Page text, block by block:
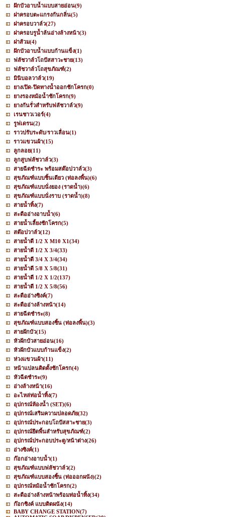
ฝักบัวอาบน้ำแบบสายอ่อน(9)
ฝาครอบตะแกรงกันกลิ่น(5)
ฝาครอบวาล์ว(27)
ฝาครอบรูน้ำล้นอ่างล้างหน้า(3)
ฝาส้วม(4)
ฝักบัวอาบน้ำแบบก้านแข็ง(1)
ฟลัชวาล์วโถปัสสาวะชาย(13)
ฟลัชวาล์วโถสุขภัณฑ์(2)
มินิบอลวาล์ว(19)
ยางเปิด-ปิดทางน้ำออกชักโครก(0)
ยางรองหม้อน้ำชักโครก(9)
ยางกันรั่วสำหรับฟลัชวาล์ว(9)
เรนชาวเวอร์(4)
รูฟเดรน(2)
ราวปรับระดับ/ราวเลื่อน(1)
ราวแขวนผ้า(15)
ลูกลอย(11)
ลูกสูบฟลัชวาล์ว(3)
สายฉีดชำระ พร้อมสต๊อปวาล์ว(3)
สุขภัณฑ์แบบชิ้นเดียว (ท่อลงพื้น)(6)
สุขภัณฑ์แบบนั่งยอง (ราดน้ำ)(6)
สุขภัณฑ์แบบนั่งราบ (ราดน้ำ)(8)
สายน้ำทิ้ง(7)
สะดืออ่างอาบน้ำ(6)
สายน้ำเลี้ยงชักโครก(5)
สต๊อปวาล์ว(12)
สายน้ำดี 1/2 X M10 X1(34)
สายน้ำดี 1/2 X 3/4(33)
สายน้ำดี 3/4 X 3/4(34)
สายน้ำดี 5/8 X 5/8(31)
สายน้ำดี 1/2 X 1/2(137)
สายน้ำดี 1/2 X 5/8(56)
สะดืออ่างซิงค์(7)
สะดืออ่างล้างหน้า(14)
สายฉีดชำระ(8)
สุขภัณฑ์แบบสองชิ้น (ท่อลงพื้น)(3)
สายฝักบัว(15)
หัวฝักบัวสายอ่อน(16)
หัวฝักบัวแบบก้านแข็ง(2)
ห่วงแขวนผ้า(11)
หน้าแปลนติดตั้งชักโครก(4)
หัวฉีดชำระ(9)
อ่างล้างหน้า(16)
อะไหล่ท่อน้ำทิ้ง(7)
อุปกรณ์ห้องน้ำ (SET)(6)
อุปกรณ์เสริมความปลอดภัย(32)
อุปกรณ์ประกอบโถปัสสาะชาย(3)
อุปกรณ์ยึดพื้นสำหรับสุขภัณฑ์(2)
อุปกรณ์ประกอบประตู/หน้าต่าง(26)
อ่างซิงค์(1)
ก๊อกอ่างอาบน้ำ(1)
สุขภัณฑ์แบบฟลัชวาล์ว(2)
สุขภัณฑ์แบบสองชิ้น (ท่อออกผนัง)(2)
อุปกรณ์หม้อน้ำชักโครก(2)
สะดืออ่างล้างหน้าพร้อมท่อน้ำทิ้ง(34)
ก๊อกซิงค์ แบบติดผนัง(14)
BABY CHANGE STATION(7)